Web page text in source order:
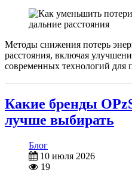
Методы снижения потерь
расстояния, включая
современных технологий
Какие бренды
лучше выбирать
Блог
10 июля 2026
19